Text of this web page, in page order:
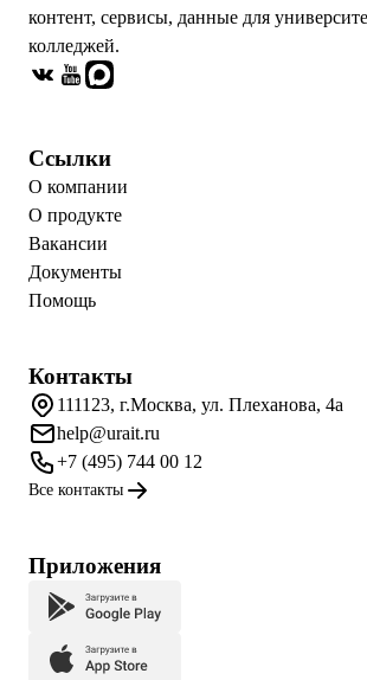
контент, сервисы, данные для
колледжей.
Ссылки
О компании
О продукте
Вакансии
Документы
Помощь
Контакты
111123, г.Москва, ул. Плеханова, 4а
help@urait.ru
+7 (495) 744 00 12
Все контакты
Приложения